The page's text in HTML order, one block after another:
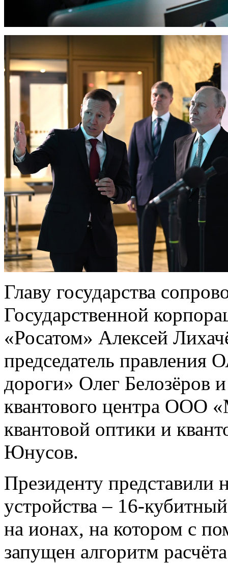
Главу государства
Государственной
«Росатом» Алексей
председатель правления
дороги» Олег Белозёров
квантового центра ООО
квантовой оптики и
Юнусов.
Президенту представили
устройства – 16-
на ионах, на котором с
запущен алгоритм